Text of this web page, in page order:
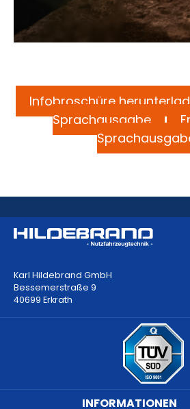
Infobroschüre
Sprachausgabe
Karl Hildebrand GmbH
Bessemerstraße 9
40699 Erkrath
INFORMATIONEN